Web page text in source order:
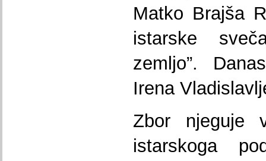
Matko Brajša
istarske
zemljo”.
Irena
Zbor njeguje
istarskoga